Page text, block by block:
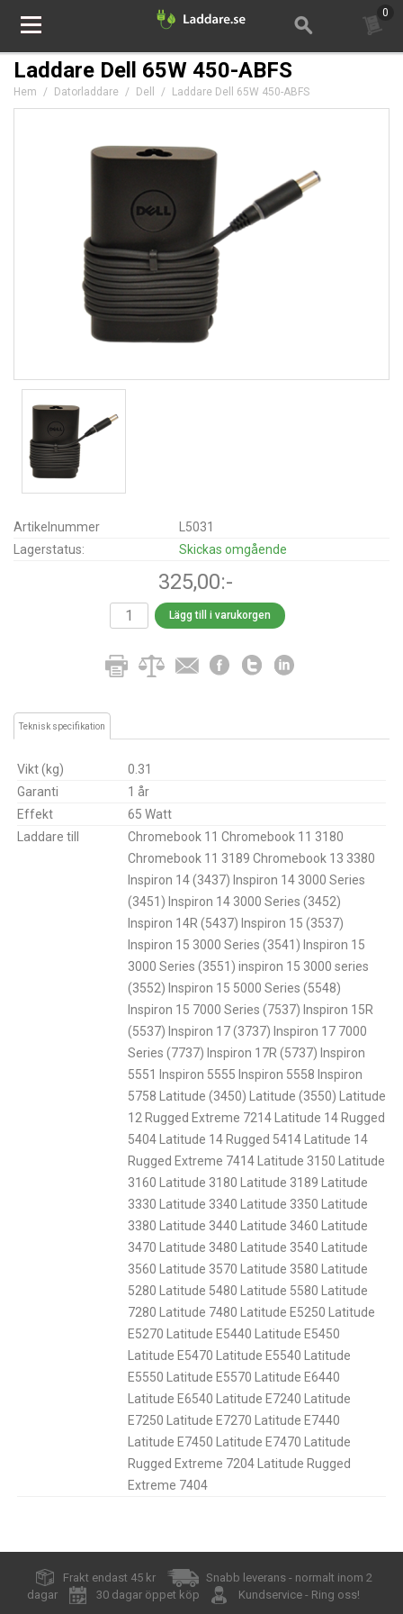
0
Laddare Dell 65W 450-ABFS
Hem / Datorladdare / Dell / Laddare Dell 65W 450-ABFS
Artikelnummer
L5031
Lagerstatus:
Skickas omgående
325,00:-
Lägg till i varukorgen
Teknisk specifikation
Vikt (kg)
0.31
Garanti
1 år
Effekt
65 Watt
Laddare till
Chromebook 11 Chromebook 11 3180
Chromebook 11 3189 Chromebook 13 3380
Inspiron 14 (3437) Inspiron 14 3000 Series
(3451) Inspiron 14 3000 Series (3452)
Inspiron 14R (5437) Inspiron 15 (3537)
Inspiron 15 3000 Series (3541) Inspiron 15
3000 Series (3551) inspiron 15 3000 series
(3552) Inspiron 15 5000 Series (5548)
Inspiron 15 7000 Series (7537) Inspiron 15R
(5537) Inspiron 17 (3737) Inspiron 17 7000
Series (7737) Inspiron 17R (5737) Inspiron
5551 Inspiron 5555 Inspiron 5558 Inspiron
5758 Latitude (3450) Latitude (3550) Latitude
12 Rugged Extreme 7214 Latitude 14 Rugged
5404 Latitude 14 Rugged 5414 Latitude 14
Rugged Extreme 7414 Latitude 3150 Latitude
3160 Latitude 3180 Latitude 3189 Latitude
3330 Latitude 3340 Latitude 3350 Latitude
3380 Latitude 3440 Latitude 3460 Latitude
3470 Latitude 3480 Latitude 3540 Latitude
3560 Latitude 3570 Latitude 3580 Latitude
5280 Latitude 5480 Latitude 5580 Latitude
7280 Latitude 7480 Latitude E5250 Latitude
E5270 Latitude E5440 Latitude E5450
Latitude E5470 Latitude E5540 Latitude
E5550 Latitude E5570 Latitude E6440
Latitude E6540 Latitude E7240 Latitude
E7250 Latitude E7270 Latitude E7440
Latitude E7450 Latitude E7470 Latitude
Rugged Extreme 7204 Latitude Rugged
Extreme 7404
Frakt endast 45 kr
Snabb leverans - normalt inom 2
dagar
30 dagar öppet köp Kundservice - Ring oss!